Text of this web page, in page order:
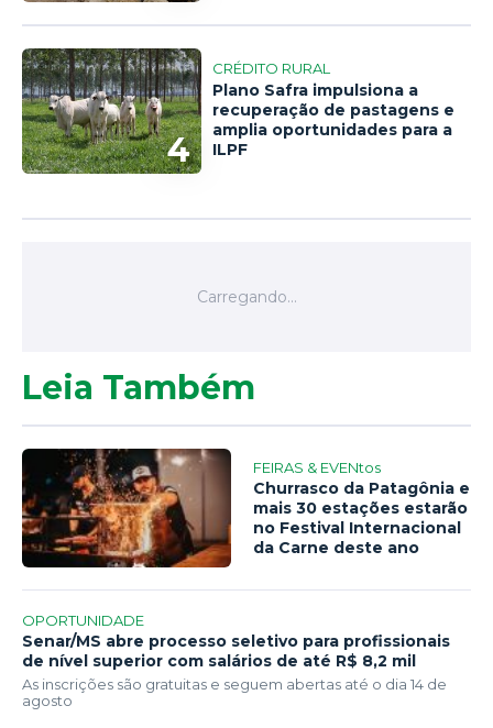
4
CRÉDITO RURAL
Plano Safra impulsiona a
recuperação de pastagens e
amplia oportunidades para a
ILPF
Leia Também
FEIRAS & EVENtos
Churrasco da Patagônia e
mais 30 estações estarão
no Festival Internacional
da Carne deste ano
OPORTUNIDADE
Senar/MS abre processo seletivo para profissionais
de nível superior com salários de até R$ 8,2 mil
As inscrições são gratuitas e seguem abertas até o dia 14 de
agosto